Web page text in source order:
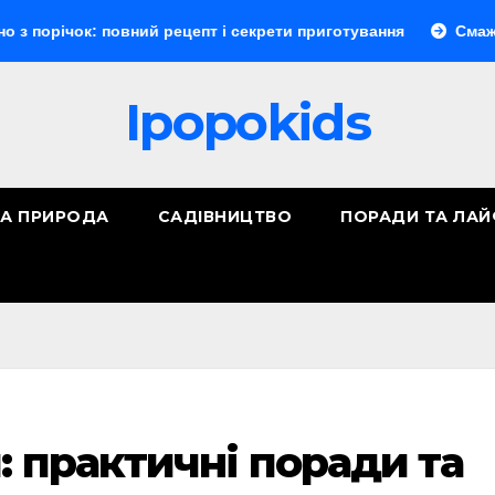
повний рецепт і секрети приготування Смажене
Ipopokids
ПРИРОДА САДІВНИЦТВО ПОРАДИ ТА
поради та